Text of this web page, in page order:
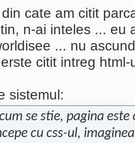
cate am citit
n-ai inteles ... eu
... nu
citit intreg html-
sistemul:
se stie, pagina
cu css-ul,